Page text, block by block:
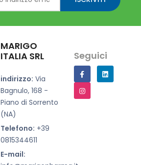
MARIGO
ITALIA SRL
indirizzo: Via
Bagnulo, 168 -
Piano di Sorrento
(NA)
Telefono: +39
0815344611
E-mail:
Seguici